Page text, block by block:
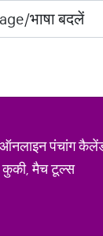
पंचांग
कुकी, मैच टूल्स